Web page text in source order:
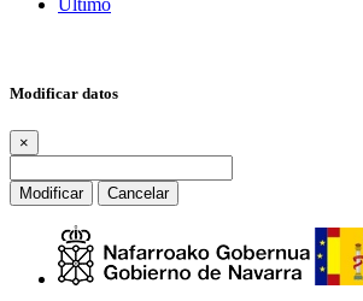
Último
Modificar datos
×
Modificar Cancelar